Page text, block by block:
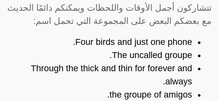
تتشاركون أجمل الأوقات واللحظات ويمكنكم دائمًا الحديث
مع بعضكم البعض على المجموعة التي تحمل اسم:
Four birds and just one phone.
The uncalled groupe.
Through the thick and thin for forever and
always.
the groupe of amigos.